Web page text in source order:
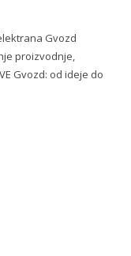
Gvozd
proizvodnje,
Gvozd: od ideje do